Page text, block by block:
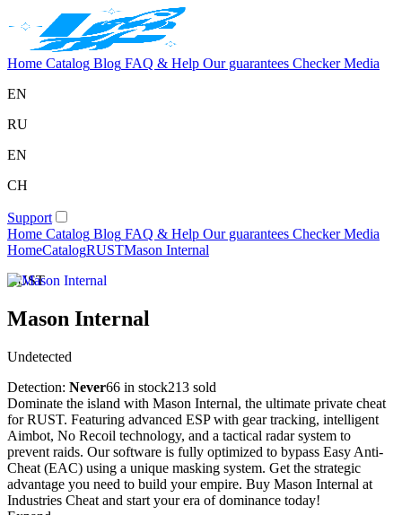
Home Catalog Blog FAQ & Help Our guarantees Checker Media
EN
RU
EN
CH
Support
Home Catalog Blog FAQ & Help Our guarantees Checker Media
HomeCatalogRUSTMason Internal
RUST
Mason Internal
Undetected
Detection: Never66 in stock213 sold
Dominate the island with Mason Internal, the ultimate private cheat
for RUST. Featuring advanced ESP with gear tracking, intelligent
Aimbot, No Recoil technology, and a tactical radar system to
prevent raids. Our software is fully optimized to bypass Easy Anti-
Cheat (EAC) using a unique masking system. Get the strategic
advantage you need to build your empire. Buy Mason Internal at
Industries Cheat and start your era of dominance today!